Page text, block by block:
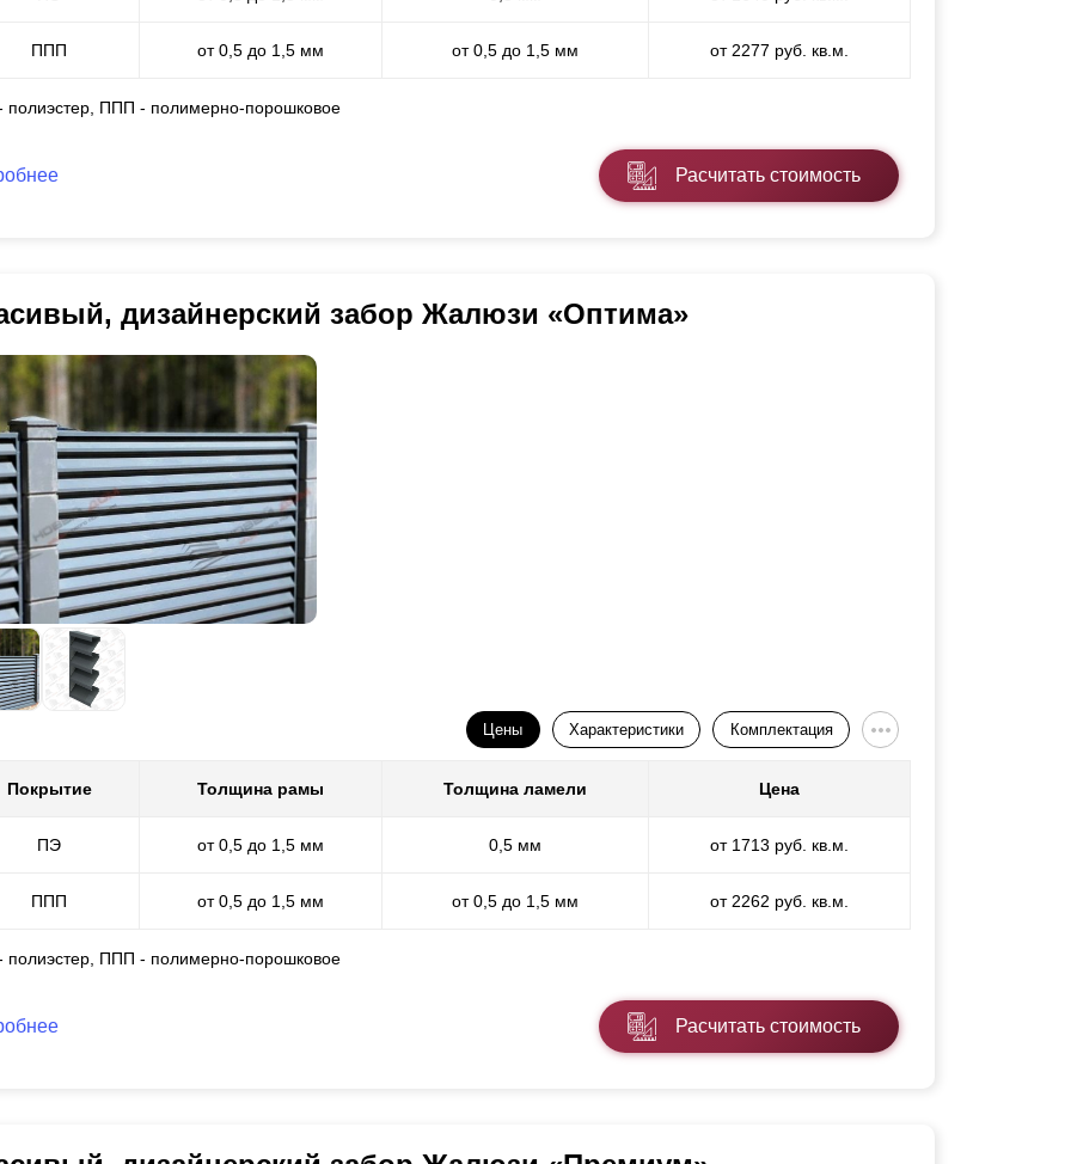
ППП от 0,5 до 1,5 мм от 0,5 до 1,5 мм от 2277 руб. кв.м.
полиэстер, ППП - полимерно-порошковое
Расчитать стоимость
дизайнерский забор Жалюзи «Оптима»
Цены Характеристики Комплектация
Покрытие Толщина рамы Толщина ламели Цена
ПЭ от 0,5 до 1,5 мм 0,5 мм от 1713 руб. кв.м.
ППП от 0,5 до 1,5 мм от 0,5 до 1,5 мм от 2262 руб. кв.м.
полиэстер, ППП - полимерно-порошковое
Расчитать стоимость